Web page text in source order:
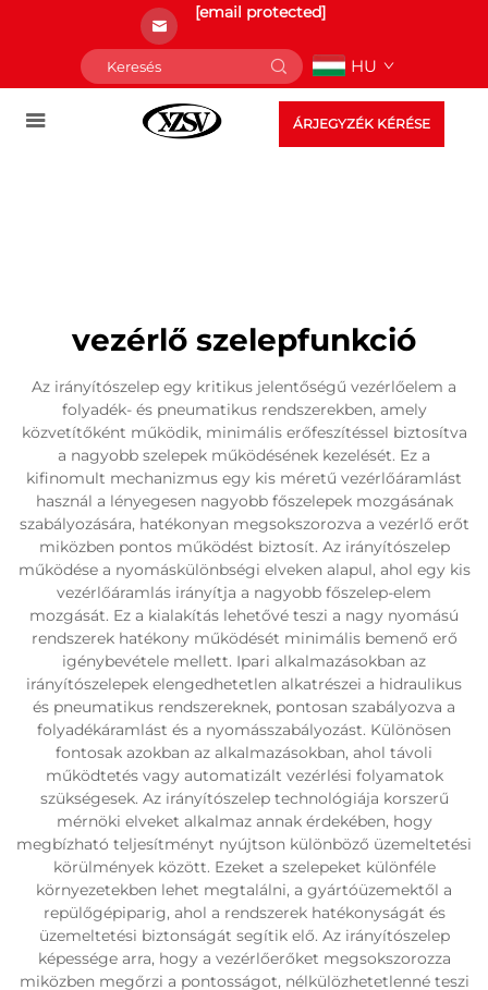
[email protected]
HU
ÁRJEGYZÉK KÉRÉSE
vezérlő szelepfunkció
Az irányítószelep egy kritikus jelentőségű vezérlőelem a
folyadék- és pneumatikus rendszerekben, amely
közvetítőként működik, minimális erőfeszítéssel biztosítva
a nagyobb szelepek működésének kezelését. Ez a
kifinomult mechanizmus egy kis méretű vezérlőáramlást
használ a lényegesen nagyobb főszelepek mozgásának
szabályozására, hatékonyan megsokszorozva a vezérlő erőt
miközben pontos működést biztosít. Az irányítószelep
működése a nyomáskülönbségi elveken alapul, ahol egy kis
vezérlőáramlás irányítja a nagyobb főszelep-elem
mozgását. Ez a kialakítás lehetővé teszi a nagy nyomású
rendszerek hatékony működését minimális bemenő erő
igénybevétele mellett. Ipari alkalmazásokban az
irányítószelepek elengedhetetlen alkatrészei a hidraulikus
és pneumatikus rendszereknek, pontosan szabályozva a
folyadékáramlást és a nyomásszabályozást. Különösen
fontosak azokban az alkalmazásokban, ahol távoli
működtetés vagy automatizált vezérlési folyamatok
szükségesek. Az irányítószelep technológiája korszerű
mérnöki elveket alkalmaz annak érdekében, hogy
megbízható teljesítményt nyújtson különböző üzemeltetési
körülmények között. Ezeket a szelepeket különféle
környezetekben lehet megtalálni, a gyártóüzemektől a
repülőgépiparig, ahol a rendszerek hatékonyságát és
üzemeltetési biztonságát segítik elő. Az irányítószelep
képessége arra, hogy a vezérlőerőket megsokszorozza
miközben megőrzi a pontosságot, nélkülözhetetlenné teszi